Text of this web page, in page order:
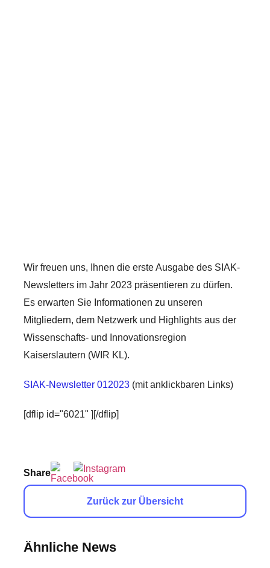
Wir freuen uns, Ihnen die erste Ausgabe des SIAK-
Newsletters im Jahr 2023 präsentieren zu dürfen.
Es erwarten Sie Informationen zu unseren
Mitgliedern, dem Netzwerk und Highlights aus der
Wissenschafts- und Innovationsregion
Kaiserslautern (WIR KL).
SIAK-Newsletter 012023 (mit anklickbaren Links)
[dflip id="6021" ][/dflip]
Share
Zurück zur Übersicht
Ähnliche News